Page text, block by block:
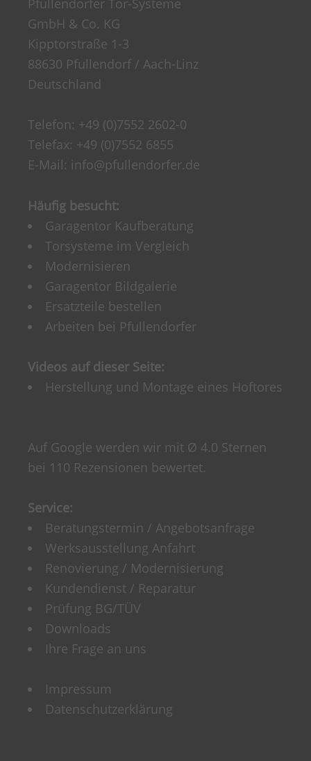
GmbH & Co. KG
Kipptorstraße 1-3
88630 Pfullendorf / Aach-Linz
Deutschland
Telefon: +49 (0)7552 2602-0
Telefax: +49 (0)7552 6855
E-Mail: info@pfullendorfer.de
Häufig besucht:
Garagentor Kaufberatung
Torsysteme im Vergleich
Modernisieren
Garagentor Bildgalerie
Ersatzteile bestellen
Arbeiten bei Pfullendorfer
Videos auf dieser Seite:
Herstellung und Montage eines Hoftores
Auf Google werden wir mit Ø 4.0 Sternen
bei 110 Rezensionen bewertet.
Service:
Beratungstermin / Angebotsanfrage
Werksausstellung Anfahrt
Renovierung / Modernisierung
Kundendienst / Reparatur
Prüfung BG/TÜV
Downloads
Ihre Frage an uns
Impressum
Datenschutzerklärung